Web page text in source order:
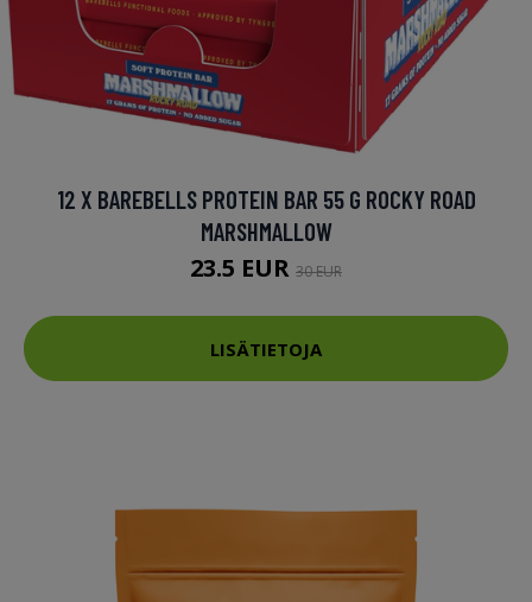
12 X BAREBELLS PROTEIN BAR 55 G ROCKY ROAD
MARSHMALLOW
23.5 EUR 30 EUR
LISÄTIETOJA